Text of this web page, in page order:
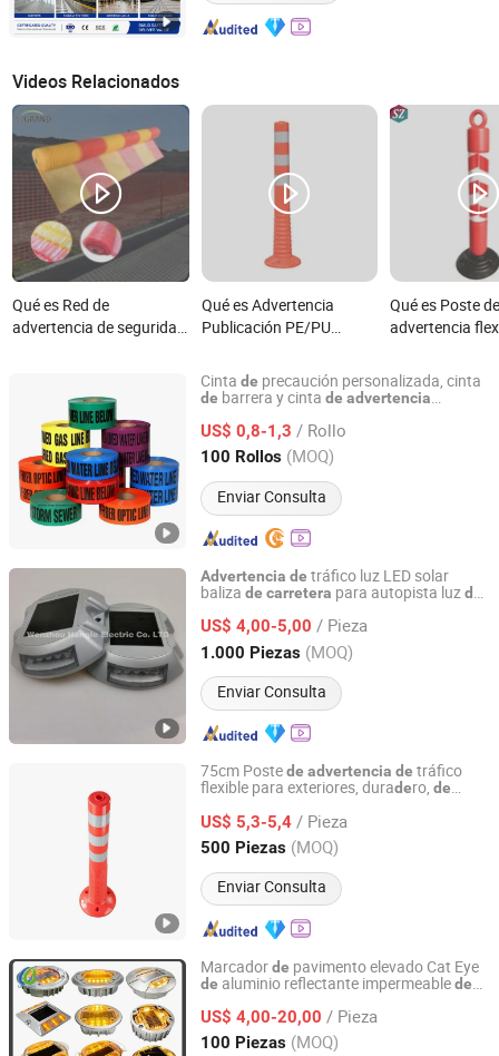
Videos Relacionados
Qué es Red de
advertencia de seguridad
seguridad
Qué es Advertencia
Publicación PE/PU
Barricadas de Carretera
Advertencia Barrera
Qué es Poste
advertencia
reflectante de
intensidad
Cinta de precaución personalizada, cinta
de barrera y cinta de advertencia
detuberías
US$ 0,8-1,3 / Rollo
100 Rollos (MOQ)
Enviar Consulta
Shenzhen Mimoo Technology Co., Ltd.
Guangdong, China Desde 2019
Advertencia de tráfico luz LED solar
baliza de carretera para autopista luzde
US$ 4,00-5,00 / Pieza
1.000 Piezas (MOQ)
Enviar Consulta
Wenzhou Hangle Electric Co., Ltd.
Zhejiang, China Desde 2020
75cm Postede advertencia de tráfico
flexible para exteriores, duradero, de
US$ 5,3-5,4 / Pieza
500 Piezas (MOQ)
Enviar Consulta
Hangzhou Safer Traffic Facilities Co., Ltd.
Zhejiang, China Desde 2009
Marcadorde pavimento elevado Cat Eye
de aluminio reflectante impermeablede
advertencianocturna en calles,
carretera s y estacionamientos
US$ 4,00-20,00 / Pieza
100 Piezas (MOQ)
HUIZHOU LUBAO ELECTRONIC CO., LTD.
Guangdong, China Desde 2010